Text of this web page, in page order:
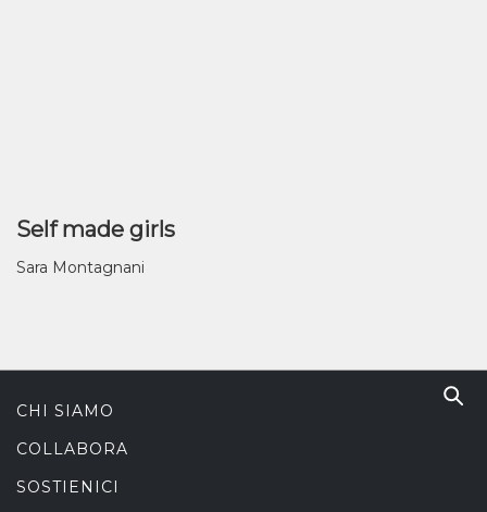
Self made girls
Sara Montagnani
CHI SIAMO
COLLABORA
SOSTIENICI